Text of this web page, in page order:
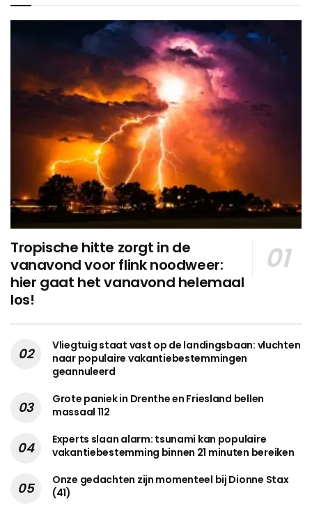
Tropische hitte zorgt in de
vanavond voor flink noodweer:
hier gaat het vanavond helemaal
los!
Vliegtuig staat vast op de landingsbaan: vluchten
naar populaire vakantiebestemmingen
geannuleerd
Grote paniek in Drenthe en Friesland bellen
massaal 112
Experts slaan alarm: tsunami kan populaire
vakantiebestemming binnen 21 minuten bereiken
Onze gedachten zijn momenteel bij Dionne Stax
(41)